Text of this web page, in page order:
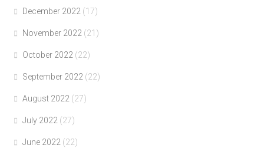
December 2022 (17)
November 2022 (21)
October 2022 (22)
September 2022 (22)
August 2022 (27)
July 2022 (27)
June 2022 (22)